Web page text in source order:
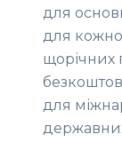
для
для
щорічних
для